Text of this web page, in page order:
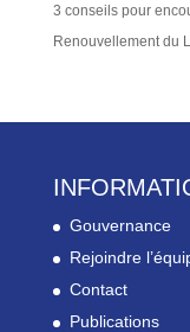
3 conseils pour
Renouvellement du
Gouvernance
Rejoindre
Contact
Publications